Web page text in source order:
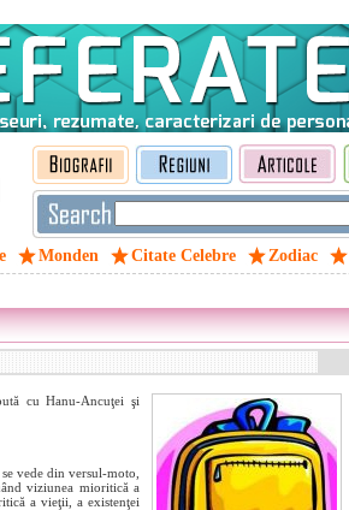
Monden Citate Celebre Zodiac
cu Hanu-Ancuţei şi
vede din versul-moto,
viziunea mioritică a
a vieţii, a existenţei